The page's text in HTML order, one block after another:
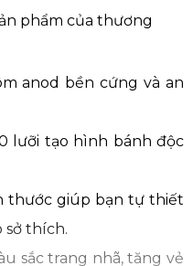
phẩm của thương
anod bền cứng và an
lưỡi tạo hình bánh độc
thước giúp bạn tự thiết
sở thích.
sắc trang nhã, tăng vẻ